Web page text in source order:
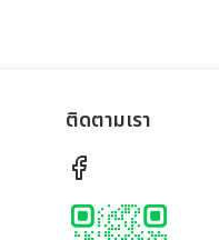
ติดตามเรา